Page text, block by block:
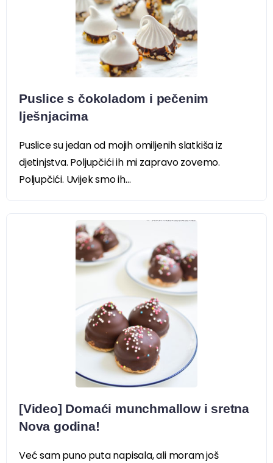
Puslice s čokoladom i pečenim
lješnjacima
Puslice su jedan od mojih omiljenih slatkiša iz
djetinjstva. Poljupčići ih mi zapravo zovemo.
Poljupčići. Uvijek smo ih...
[Video] Domaći munchmallow i sretna
Nova godina!
Već sam puno puta napisala, ali moram još